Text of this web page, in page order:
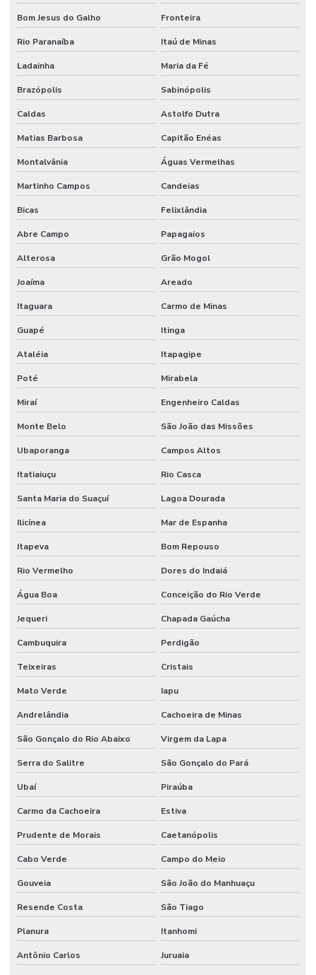
Bom Jesus do Galho Fronteira
Rio Paranaíba Itaú de Minas
Ladainha Maria da Fé
Brazópolis Sabinópolis
Caldas Astolfo Dutra
Matias Barbosa Capitão Enéas
Montalvânia Águas Vermelhas
Martinho Campos Candeias
Bicas Felixlândia
Abre Campo Papagaios
Alterosa Grão Mogol
Joaíma Areado
Itaguara Carmo de Minas
Guapé Itinga
Ataléia Itapagipe
Poté Mirabela
Miraí Engenheiro Caldas
Monte Belo São João das Missões
Ubaporanga Campos Altos
Itatiaiuçu Rio Casca
Santa Maria do Suaçuí Lagoa Dourada
Ilicínea Mar de Espanha
Itapeva Bom Repouso
Rio Vermelho Dores do Indaiá
Água Boa Conceição do Rio Verde
Jequeri Chapada Gaúcha
Cambuquira Perdigão
Teixeiras Cristais
Mato Verde Iapu
Andrelândia Cachoeira de Minas
São Gonçalo do Rio Abaixo Virgem da Lapa
Serra do Salitre São Gonçalo do Pará
Ubaí Piraúba
Carmo da Cachoeira Estiva
Prudente de Morais Caetanópolis
Cabo Verde Campo do Meio
Gouveia São João do Manhuaçu
Resende Costa São Tiago
Planura Itanhomi
Antônio Carlos Juruaia